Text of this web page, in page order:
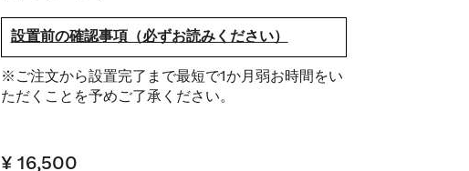
設置前の確認事項（必ずお読みください）
※ご注文から設置完了まで最短で1か月弱お時間をい
ただくことを予めご了承ください。
¥ 16,500